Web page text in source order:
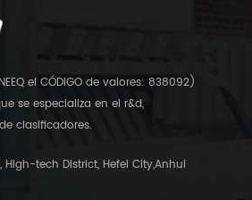
el CÓDIGO de valores: 838092)
se especializa en el r&d,
clasificadores.
High-tech District, Hefei City,Anhui